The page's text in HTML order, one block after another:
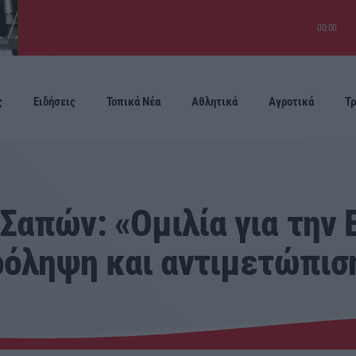
00:00
Ειδήσεις Τοπικά Νέα Αθλητικά Αγροτικά
«Ομιλία για την
και